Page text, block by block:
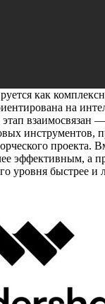
как
на
взаимосвязан
инструментов,
проекта.
эффективным, а
уровня быстрее и